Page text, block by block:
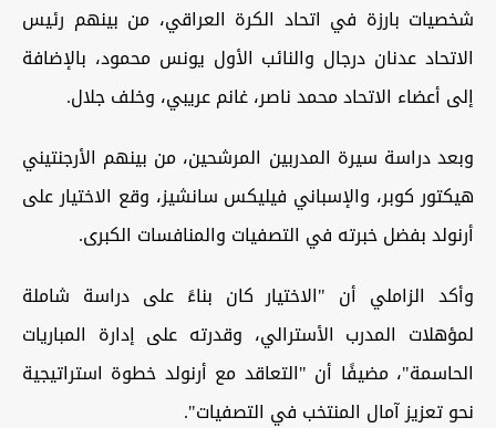
شخصيات بارزة في اتحاد الكرة العراقي، من بينهم رئيس
الاتحاد عدنان درجال والنائب الأول يونس محمود، بالإضافة
إلى أعضاء الاتحاد محمد ناصر، غانم عريبي، وخلف جلال.
وبعد دراسة سيرة المدربين المرشحين، من بينهم الأرجنتيني
هيكتور كوبر، والإسباني فيليكس سانشيز، وقع الاختيار على
أرنولد بفضل خبرته في التصفيات والمنافسات الكبرى.
وأكد الزاملي أن "الاختيار كان بناءً على دراسة شاملة
لمؤهلات المدرب الأسترالي، وقدرته على إدارة المباريات
الحاسمة"، مضيفًا أن "التعاقد مع أرنولد خطوة استراتيجية
نحو تعزيز آمال المنتخب في التصفيات".